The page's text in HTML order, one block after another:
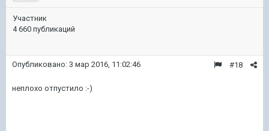
Участник
4 660 публикаций
#18
Опубликовано: 3 мар 2016, 11:02:46
неплохо отпустило :-)